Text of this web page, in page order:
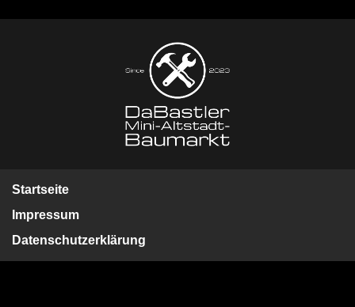
Startseite
Impressum
Datenschutzerklärung